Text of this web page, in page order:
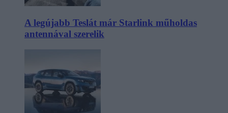
A legújabb Teslát már Starlink műholdas
antennával szerelik